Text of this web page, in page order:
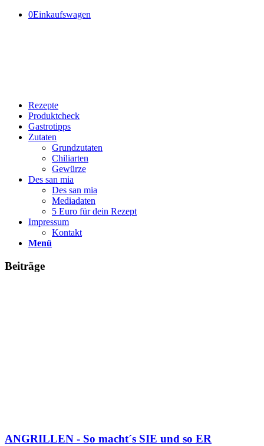
0Einkaufswagen
Rezepte
Produktcheck
Gastrotipps
Zutaten
Grundzutaten
Chiliarten
Gewürze
Des san mia
Des san mia
Mediadaten
5 Euro für dein Rezept
Impressum
Kontakt
Menü
Beiträge
ANGRILLEN - So macht´s SIE und so ER